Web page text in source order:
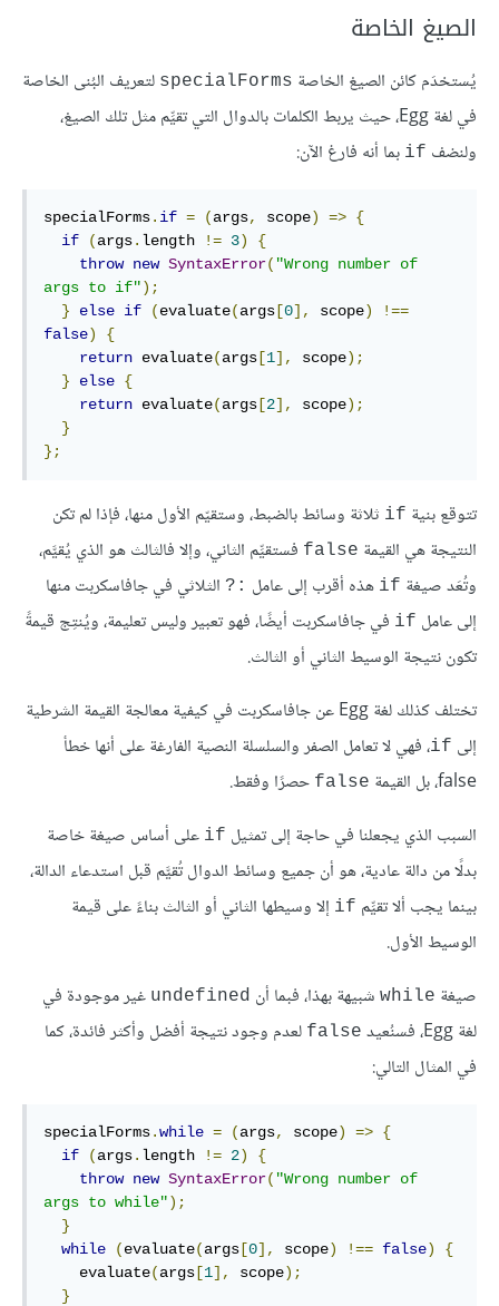
الصيغ الخاصة
يُستخدَم كائن الصيغ الخاصة specialForms لتعريف البُنى الخاصة
في لغة Egg، حيث يربط الكلمات بالدوال التي تقيِّم مثل تلك الصيغ،
ولنضف if بما أنه فارغ الآن:
specialForms. if = (args, scope) => {
if
(args. length != 3)
{
throw new SyntaxError( "Wrong number of
args to if");
}
else if (evaluate(args[0], scope)
!==
false)
{
return evaluate(args[1], scope);
}
else {
return evaluate(args[2], scope);
}
};
تتوقع بنية if ثلاثة وسائط بالضبط، وستقيّم الأول منها، فإذا لم تكن
النتيجة هي القيمة false فستقيِّم الثاني، وإلا فالثالث هو الذي يُقيَّم،
وتُعَد صيغة if هذه أقرب إلى عامل ‎?:‎ الثلاثي في جافاسكربت منها
إلى عامل if في جافاسكربت أيضًا، فهو تعبير وليس تعليمة، ويُنتِج قيمةً
تكون نتيجة الوسيط الثاني أو الثالث.
تختلف كذلك لغة Egg عن جافاسكربت في كيفية معالجة القيمة الشرطية
إلى if، فهي لا تعامل الصفر والسلسلة النصية الفارغة على أنها خطأ
false، بل القيمة
false حصرًا وفقط.
السبب الذي يجعلنا في حاجة إلى تمثيل if على أساس صيغة خاصة
بدلًا من دالة عادية، هو أن جميع وسائط الدوال تُقيَّم قبل استدعاء الدالة،
بينما يجب ألا تقيِّم if إلا وسيطها الثاني أو الثالث بناءً على قيمة
الوسيط الأول.
صيغة while شبيهة بهذا، فبما أن undefined غير موجودة في
لغة Egg، فسنُعيد
false لعدم وجود نتيجة أفضل وأكثر فائدة، كما
في المثال التالي:
specialForms.while = (args, scope) => {
if
(args. length != 2)
{
throw new SyntaxError( "Wrong number of
args to while");
}
while
(evaluate(args[0], scope) !== false)
{
    evaluate
(args[1], scope);
}